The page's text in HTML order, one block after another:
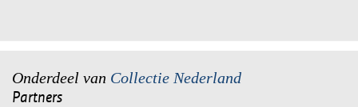
Onderdeel van Collectie Nederland
Partners